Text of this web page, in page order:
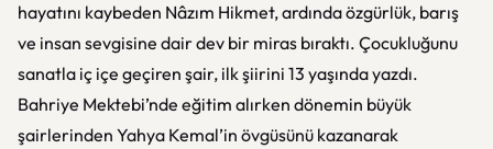
hayatını kaybeden Nâzım Hikmet, ardında özgürlük, barış
ve insan sevgisine dair dev bir miras bıraktı. Çocukluğunu
sanatla iç içe geçiren şair, ilk şiirini 13 yaşında yazdı.
Bahriye Mektebi’nde eğitim alırken dönemin büyük
şairlerinden Yahya Kemal’in övgüsünü kazanarak